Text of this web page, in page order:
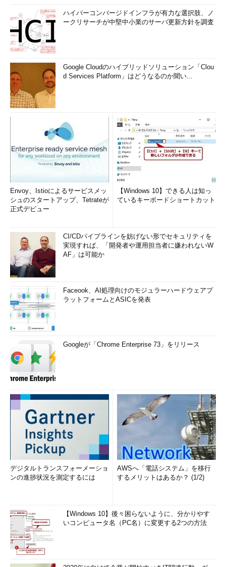
ハイパーコンバージドインフラが有力な選択肢、ノ
ークリサーチが中堅中小業のサーバ更新方針を調査
Google Cloudのハイブリッドソリューション「Clou
d Services Platform」はどうなるのか聞い...
Envoy、Istioによるサービスメッ
シュのスタートアップ、Tetrateが
正式デビュー
【Windows 10】できる人は知っ
ているキーボードショートカット
CI/CDパイプラインを妨げない形でセキュリティを
実現すれば、「開発者や運用担当者に嫌われないW
AF」は可能か
Faceook、AI処理向けのモジュラーハードウェアプ
ラットフォームとASICを発表
Googleが「Chrome Enterprise 73」をリリース
デジタルトランスフォーメーショ
ンの進捗状況を測定するには
AWSへ「電話システム」を移行
するメリットはあるか？ (1/2)
【Windows 10】後々困らないように、分かりやす
いコンピュータ名（PC名）に変更する2つの方法